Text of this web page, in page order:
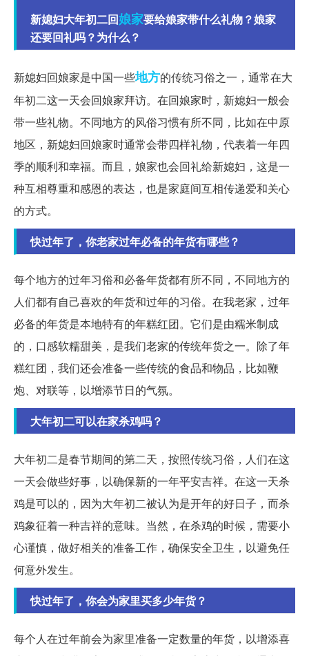
新媳妇大年初二回娘家要给娘家带什么礼物？娘家
还要回礼吗？为什么？
新媳妇回娘家是中国一些地方的传统习俗之一，通常在大
年初二这一天会回娘家拜访。在回娘家时，新媳妇一般会
带一些礼物。不同地方的风俗习惯有所不同，比如在中原
地区，新媳妇回娘家时通常会带四样礼物，代表着一年四
季的顺利和幸福。而且，娘家也会回礼给新媳妇，这是一
种互相尊重和感恩的表达，也是家庭间互相传递爱和关心
的方式。
快过年了，你老家过年必备的年货有哪些？
每个地方的过年习俗和必备年货都有所不同，不同地方的
人们都有自己喜欢的年货和过年的习俗。在我老家，过年
必备的年货是本地特有的年糕红团。它们是由糯米制成
的，口感软糯甜美，是我们老家的传统年货之一。除了年
糕红团，我们还会准备一些传统的食品和物品，比如鞭
炮、对联等，以增添节日的气氛。
大年初二可以在家杀鸡吗？
大年初二是春节期间的第二天，按照传统习俗，人们在这
一天会做些好事，以确保新的一年平安吉祥。在这一天杀
鸡是可以的，因为大年初二被认为是开年的好日子，而杀
鸡象征着一种吉祥的意味。当然，在杀鸡的时候，需要小
心谨慎，做好相关的准备工作，确保安全卫生，以避免任
何意外发生。
快过年了，你会为家里买多少年货？
每个人在过年前会为家里准备一定数量的年货，以增添喜